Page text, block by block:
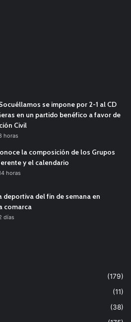
se impone por 2-1 al CD
en un partido benéfico a favor de
Civil
horas
la composición de los Grupos
y el calendario
horas
deportiva del fin de semana en
comarca
días
(179)
(11)
(38)